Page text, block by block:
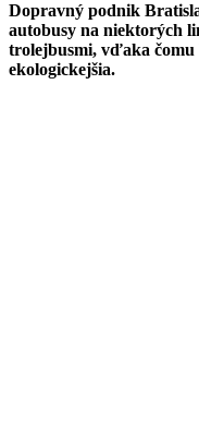
Dopravný podnik
autobusy na niektorých
trolejbusmi, vďaka čomu
ekologickejšia.